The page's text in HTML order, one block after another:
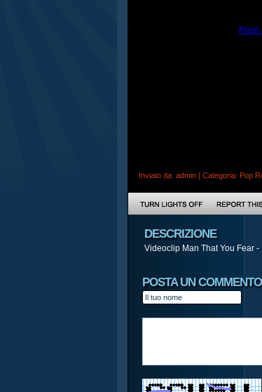
Inviato da: admin | Categoria: Pop
DESCRIZIONE
Videoclip Man That You Fear
POSTA UN COMMENTO